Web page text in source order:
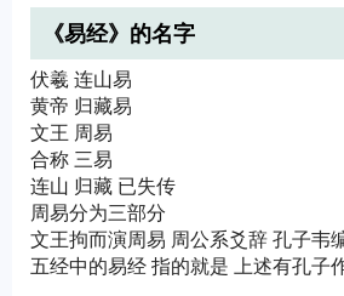
《易经》的名字
伏羲 连山易
黄帝 归藏易
文王 周易
合称 三易
连山 归藏 已失传
周易分为三部分
文王拘而演周易 周公系爻辞 孔子韦
五经中的易经 指的就是 上述有孔子